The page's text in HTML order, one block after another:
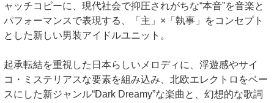
ャッチコピーに、現代社会で抑圧されがちな“本音”を音楽と
パフォーマンスで表現する、「主」×「執事」をコンセプト
とした新しい男装アイドルユニット。
起承転結を重視した日本らしいメロディに、浮遊感やサイ
コ・ミステリアスな要素を組み込み、北欧エレクトロをベー
スにした新ジャンル“Dark Dreamy”な楽曲と、幻想的な歌詞